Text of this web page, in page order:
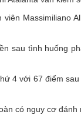
Massimiliano
sau tình huống
4 với 67 điểm
có nguy cơ